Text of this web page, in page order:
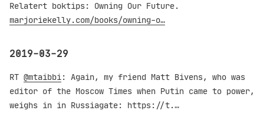
Relatert boktips: Owning Our Future.
marjoriekelly.com/books/owning-o…
2019-03-29
RT @mtaibbi: Again, my friend Matt Bivens, who was
editor of the Moscow Times when Putin came to power,
weighs in in Russiagate: https://t.…